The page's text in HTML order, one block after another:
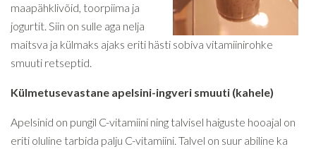
maapähklivõid, toorpiima ja
jogurtit. Siin on sulle aga nelja
maitsva ja külmaks ajaks eriti hästi sobiva vitamiinirohke
smuuti retseptid.
Külmetusevastane apelsini-ingveri smuuti (kahele)
Apelsinid on pungil C-vitamiini ning talvisel haiguste hooajal on
eriti oluline tarbida palju C-vitamiini. Talvel on suur abiline ka